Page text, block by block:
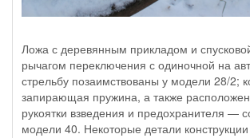
Ложа с деревянным прикладом и
рычагом переключения с одиночной на
стрельбу позаимствованы у модели 28/2;
запирающая пружина, а также
рукоятки взведения и предохранителя —
модели 40. Некоторые детали